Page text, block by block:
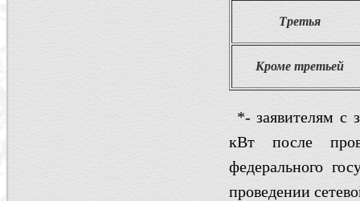
Третья
Кроме третьей
*- заявителям с
кВт после
федерального
проведении